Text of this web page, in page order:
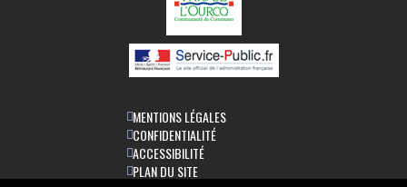
MENTIONS LÉGALES
CONFIDENTIALITÉ
ACCESSIBILITÉ
PLAN DU SITE